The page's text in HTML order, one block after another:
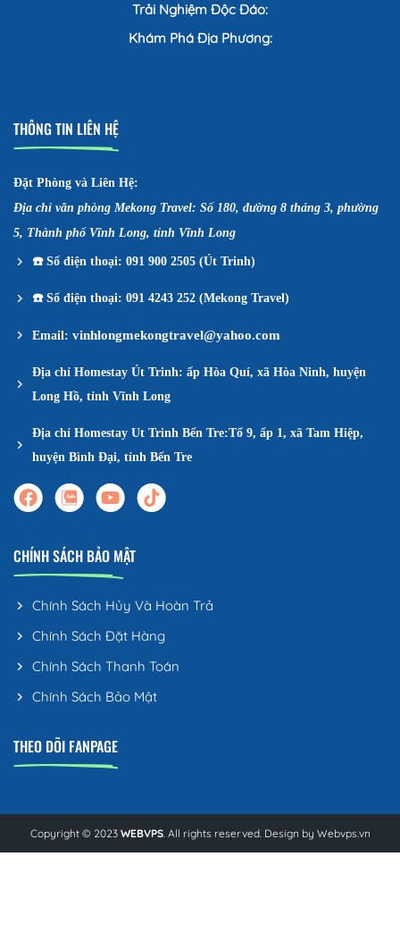
Trải Nghiệm Độc Đáo:
Khám Phá Địa Phương:
THÔNG TIN LIÊN HỆ
Đặt Phòng và Liên Hệ:
Địa chỉ văn phòng Mekong Travel: Số 180, đường 8 tháng 3, phường
5, Thành phố Vĩnh Long, tỉnh Vĩnh Long
☎️Số điện thoại: 091 900 2505 (Út Trinh)
☎️Số điện thoại: 091 4243 252 (Mekong Travel)
Email: vinhlongmekongtravel@yahoo.com
Địa chỉ Homestay Út Trinh: ấp Hòa Quí, xã Hòa Ninh, huyện
Long Hồ, tỉnh Vĩnh Long
Địa chỉ Homestay Ut Trinh Bến Tre:Tổ 9, ấp 1, xã Tam Hiệp,
huyện Bình Đại, tỉnh Bến Tre
CHÍNH SÁCH BẢO MẬT
Chính Sách Hủy Và Hoàn Trả
Chính Sách Đặt Hàng
Chính Sách Thanh Toán
Chính Sách Bảo Mật
THEO DÕI FANPAGE
Copyright © 2023 WEBVPS. All rights reserved. Design by Webvps.vn